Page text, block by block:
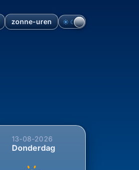
zonne-uren ☀︎ ☾
13-08-2026
Donderdag